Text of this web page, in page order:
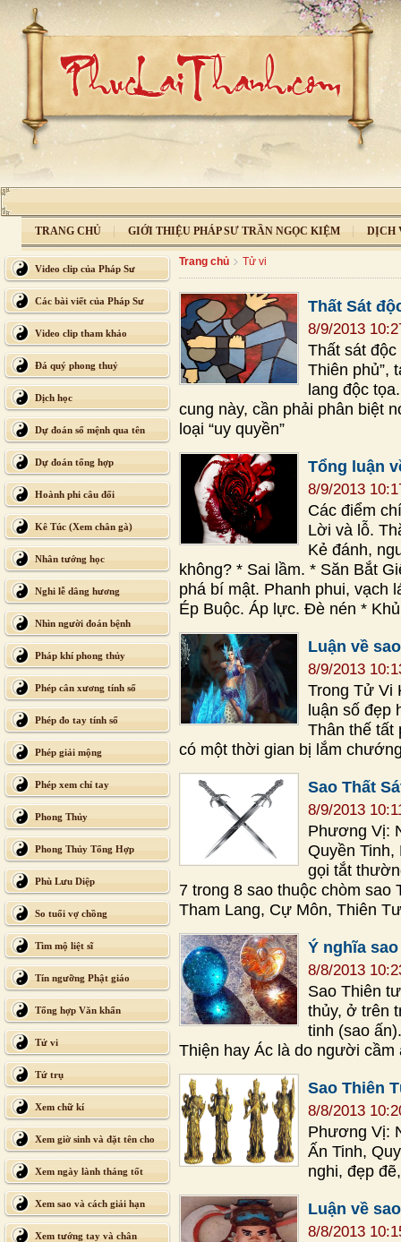
TRANG CHỦ GIỚI THIỆU PHÁP SƯ TRẦN NGỌC KIỆM DỊCH
Video clip của Pháp Sư
Các bài viết của Pháp Sư
Video clip tham khảo
Đá quý phong thuỷ
Dịch học
Dự đoán số mệnh qua tên
Dự đoán tổng hợp
Hoành phi câu đối
Kê Túc (Xem chân gà)
Nhân tướng học
Nghi lễ dâng hương
Nhìn người đoán bệnh
Pháp khí phong thủy
Phép cân xương tính số
Phép đo tay tính số
Phép giải mộng
Phép xem chỉ tay
Phong Thủy
Phong Thủy Tổng Hợp
Phù Lưu Diệp
So tuổi vợ chồng
Tìm mộ liệt sĩ
Tín ngưỡng Phật giáo
Tổng hợp Văn khấn
Tử vi
Tứ trụ
Xem chữ kí
Xem giờ sinh và đặt tên cho
con
Xem ngày lành tháng tốt
Xem sao và cách giải hạn
Xem tướng tay và chân
Trang chủ Tử vi
Thất Sát
8/9/2013
Thất sát
Thiên phủ”,
lang độc
cung này, cần phải phân biệt
loại “uy quyền”
Tổng luận
8/9/2013
Các điểm
Lời và lỗ.
Kẻ đánh,
không? * Sai lầm. * Săn Bắt
phá bí mật. Phanh phui, vạch
Ép Buộc. Áp lực. Đè nén *
Luận về
8/9/2013
Trong Tử Vi
luận số đẹp
Thân thế tất
có một thời gian bị lắm
Sao Thất
8/9/2013
Phương Vị:
Quyền
gọi tắt
7 trong 8 sao thuộc chòm
Tham Lang, Cự Môn, Thiên
Ý nghĩa
8/8/2013
Sao Thiên
thủy, ở trên
tinh (sao
Thiện hay Ác là do người cầm
Sao Thiên
8/8/2013
Phương Vị:
Ấn Tinh,
nghi, đẹp
Luận về
8/8/2013